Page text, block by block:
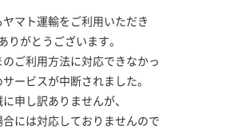
ヤマト運輸をご利用いただき
りがとうございます。
ご利用方法に対応できなかっ
ービスが中断されました。
申し訳ありませんが、
には対応しておりませんので